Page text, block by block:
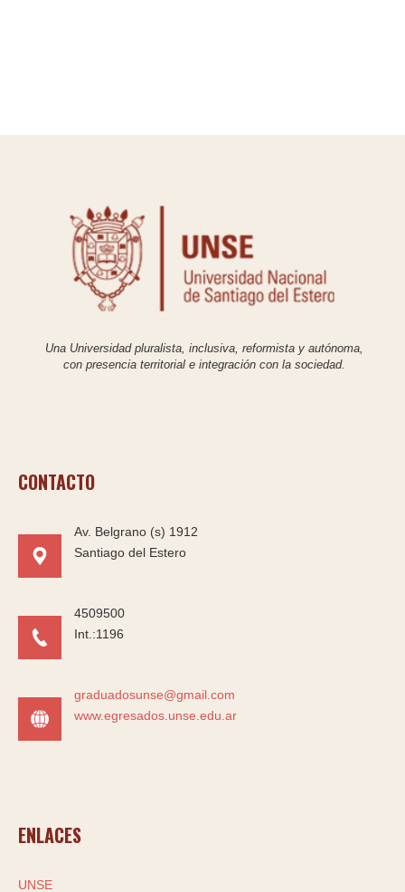
Una Universidad pluralista, inclusiva, reformista y autónoma,
con presencia territorial e integración con la sociedad.
CONTACTO
Av. Belgrano (s) 1912
Santiago del Estero
4509500
Int.:1196
graduadosunse@gmail.com
www.egresados.unse.edu.ar
ENLACES
UNSE